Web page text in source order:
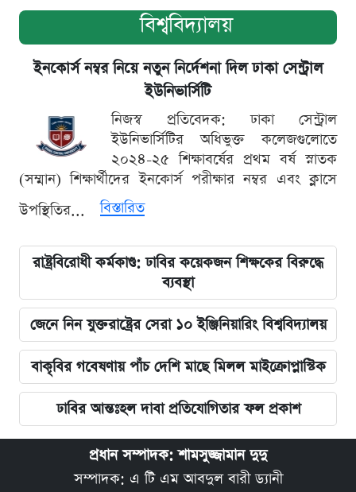
বিশ্ববিদ্যালয়
ইনকোর্স নম্বর নিয়ে নতুন নির্দেশনা দিল ঢাকা সেন্ট্রাল
ইউনিভার্সিটি
নিজস্ব প্রতিবেদক: ঢাকা সেন্ট্রাল
ইউনিভার্সিটির অধিভুক্ত কলেজগুলোতে
২০২৪-২৫ শিক্ষাবর্ষের প্রথম বর্ষ স্নাতক
(সম্মান) শিক্ষার্থীদের ইনকোর্স পরীক্ষার নম্বর এবং ক্লাসে
উপস্থিতির...
বিস্তারিত
রাষ্ট্রবিরোধী কর্মকাণ্ড: ঢাবির কয়েকজন শিক্ষকের বিরুদ্ধে
ব্যবস্থা
জেনে নিন যুক্তরাষ্ট্রের সেরা ১০ ইঞ্জিনিয়ারিং বিশ্ববিদ্যালয়
বাকৃবির গবেষণায় পাঁচ দেশি মাছে মিলল মাইক্রোপ্লাস্টিক
ঢাবির আন্তঃহল দাবা প্রতিযোগিতার ফল প্রকাশ
প্রধান সম্পাদক: শামসুজ্জামান দুদু
সম্পাদক: এ টি এম আবদুল বারী ড্যানী